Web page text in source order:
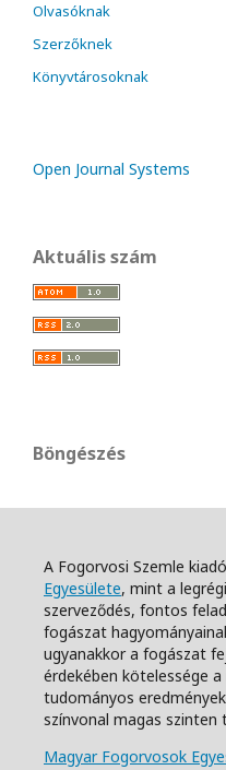
Olvasóknak
Szerzőknek
Könyvtárosoknak
Open Journal Systems
Aktuális szám
Böngészés
A Fogorvosi Szemle
Egyesülete, mint a
szerveződés, fontos
fogászat
ugyanakkor a fogászat
érdekében kötelessége
tudományos
színvonal magas szinten
Magyar Fogorvosok